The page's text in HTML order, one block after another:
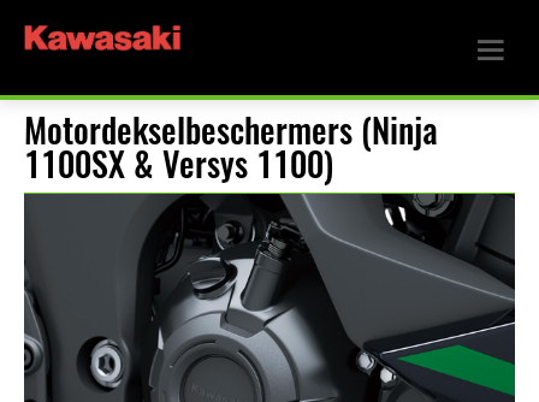
Motordekselbeschermers (Ninja
1100SX & Versys 1100)